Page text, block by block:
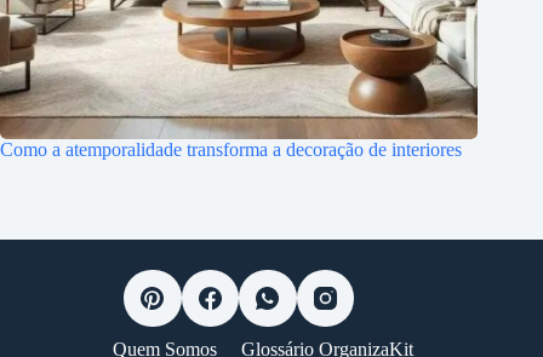
Como a atemporalidade transforma a decoração de interiores
Quem Somos Glossário OrganizaKit